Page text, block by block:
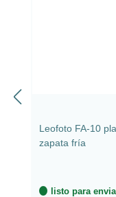
Leofoto FA-10
zapata fría
listo para